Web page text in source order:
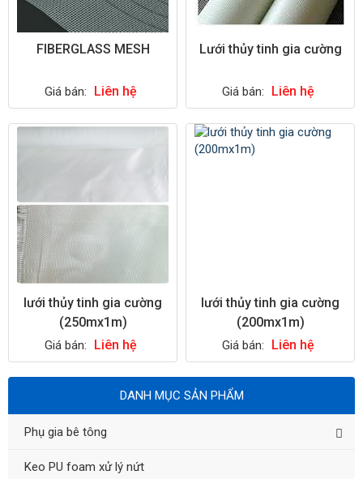
FIBERGLASS MESH
Giá bán: Liên hệ
Lưới thủy tinh gia cường
Giá bán: Liên hệ
lưới thủy tinh gia cường
(250mx1m)
Giá bán: Liên hệ
lưới thủy tinh gia cường
(200mx1m)
Giá bán: Liên hệ
DANH MỤC SẢN PHẨM
Phụ gia bê tông
Keo PU foam xử lý nứt